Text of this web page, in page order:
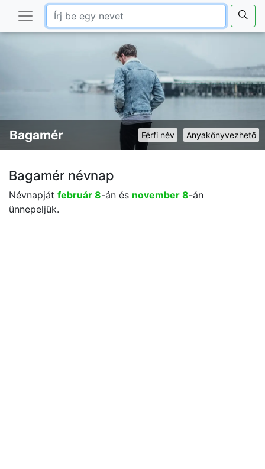
Anyakönyvezhető
Férfi név
Bagamér
Bagamér névnap
Névnapját február 8-án és november 8-án
ünnepeljük.